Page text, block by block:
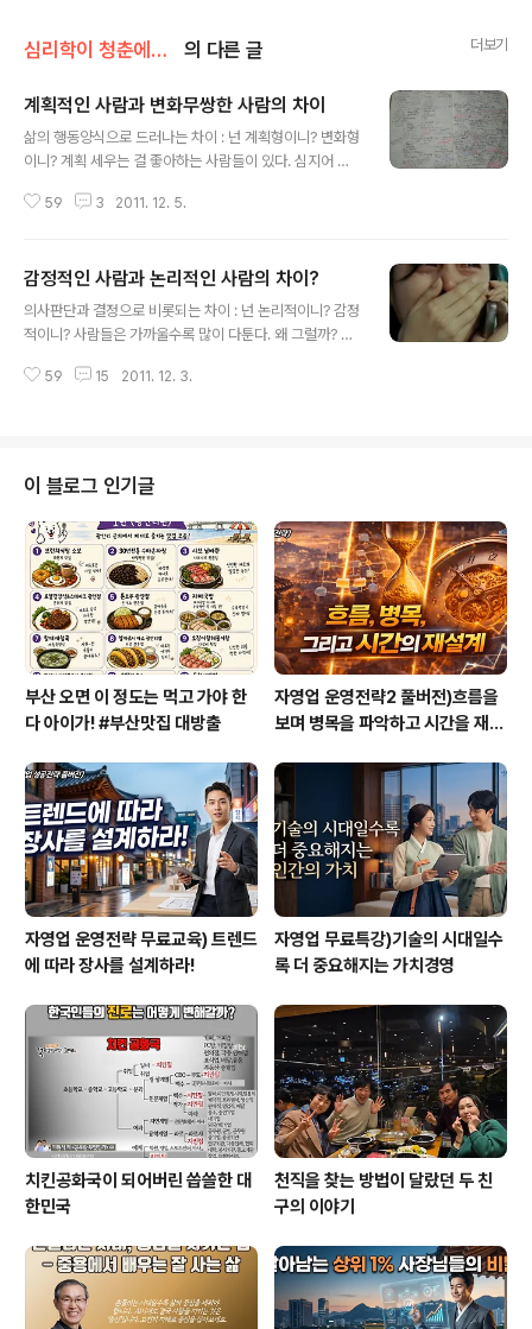
심리학이 청춘에게 묻다 의 다른 글 더보기
계획적인 사람과 변화무쌍한 사람의 차이
삶의 행동양식으로 드러나는 차이 : 넌 계획형이니? 변화형
이니? 계획 세우는 걸 좋아하는 사람들이 있다. 심지어 놀
되지 않으면 불편해한다. 반대로 일이 예상대로 진행되지
다. 지금부터 이 두 유형의 차이를 알아보자. 판단(J)과 인
식(P)은 삶의 양식에서 차이를 보인다. 살아가면서 어떤 행
동 양식을 선택하는가, 어떻게 살기를 원하는가와 관련한
직과 추진력을 중요시한다. 반면에 인식형은 수용과 적응
59 3 2011. 12. 5.
감정적인 사람과 논리적인 사람의 차이?
의사판단과 결정으로 비롯되는 차이 : 넌 논리적이니? 감정
적이니? 사람들은 가까울수록 많이 다툰다. 왜 그럴까? 바
가까운 사이일수록 더 그렇다. 이들은 ‘논리적으로 판단하
사고형과 감정적인 감정형은 어떤 차이를 가지고 있을까?
사고(T)와 감정(F)은 의사를 판단하는 방식이 다르다. 즉
무엇을 하고자 하는 생각에서 의사를 결정하고 판단하고
결론에 도달하는 선호 경향이 다른 셈이다. 사고형은 의사
를 판단하고 결정할 때 논리와 분석을 중시한다. 반면 감정
형은 인화와 친화력을 중시한다..
59 15 2011. 12. 3.
이 블로그 인기글
부산 오면 이 정도는 먹고 가야 한
다 아이가! #부산맛집 대방출
자영업 운영전략2 풀버전)흐름을
보며 병목을 파악하고 시간을 재설
자영업 운영전략 무료교육) 트렌드
에 따라 장사를 설계하라!
자영업 무료특강)기술의 시대일수
록 더 중요해지는 가치경영
치킨공화국이 되어버린 씁쓸한 대
한민국
천직을 찾는 방법이 달랐던 두 친
구의 이야기